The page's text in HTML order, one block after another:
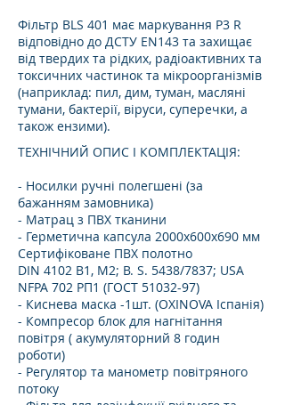
Фільтр BLS 401 має маркування P3 R
відповідно до ДСТУ EN143 та захищає
від твердих та рідких, радіоактивних та
токсичних частинок та мікроорганізмів
(наприклад: пил, дим, туман, масляні
тумани, бактерії, віруси, суперечки, а
також ензими).
ТЕХНІЧНИЙ ОПИС І КОМПЛЕКТАЦІЯ:
- Носилки ручні полегшені (за
бажанням замовника)
- Матрац з ПВХ тканини
- Герметична капсула 2000х600х690 мм
Сертифіковане ПВХ полотно
DIN 4102 B1, M2; B. S. 5438/7837; USA
NFPA 702 РП1 (ГОСТ 51032-97)
- Киснева маска -1шт. (OXINOVA Іспанія)
- Компресор блок для нагнітання
повітря ( акумуляторний 8 годин
роботи)
- Регулятор та манометр повітряного
потоку